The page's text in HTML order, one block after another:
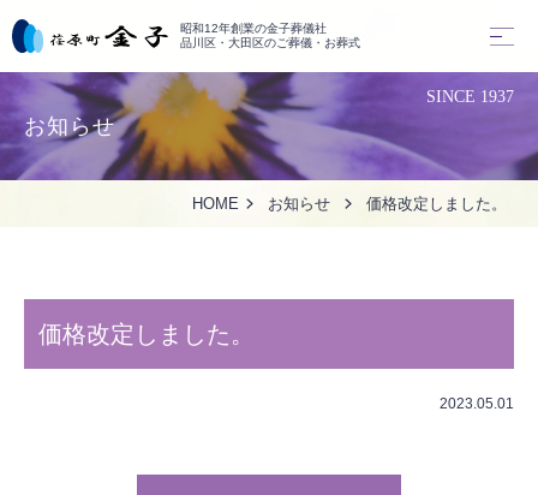
昭和12年創業の金子葬儀社
品川区・大田区のご葬儀・お葬式
お知らせ
SINCE 1937
HOME お知らせ 価格改定しました。
価格改定しました。
2023.05.01